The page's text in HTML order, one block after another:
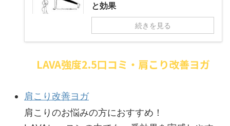
と効果
続きを見る
LAVA強度2.5口コミ・肩こり改善ヨガ
肩こり改善ヨガ
肩こりのお悩みの方におすすめ！